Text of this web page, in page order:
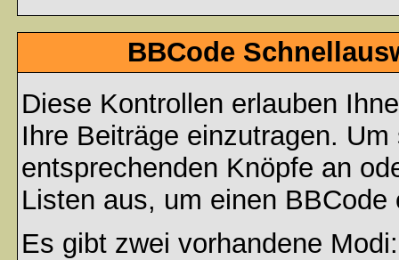
BBCode
Diese Kontrollen erlauben
Ihre Beiträge einzutragen.
entsprechenden Knöpfe an
Listen aus, um einen BBCode
Es gibt zwei vorhandene